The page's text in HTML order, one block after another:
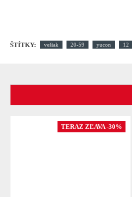
ŠTÍTKY: vešiak 20-59 yucon 12
TERAZ ZĽAVA -30%